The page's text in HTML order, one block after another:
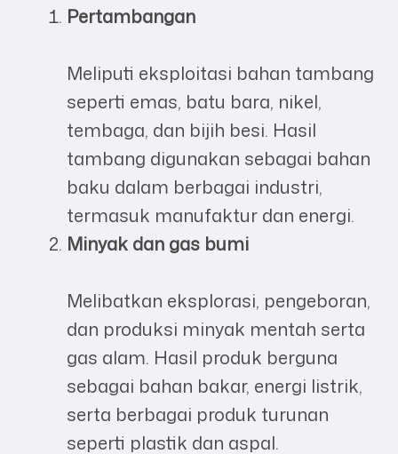
Pertambangan
Meliputi eksploitasi bahan tambang
seperti emas, batu bara, nikel,
tembaga, dan bijih besi. Hasil
tambang digunakan sebagai bahan
baku dalam berbagai industri,
termasuk manufaktur dan energi.
Minyak dan gas bumi
Melibatkan eksplorasi, pengeboran,
dan produksi minyak mentah serta
gas alam. Hasil produk berguna
sebagai bahan bakar, energi listrik,
serta berbagai produk turunan
seperti plastik dan aspal.